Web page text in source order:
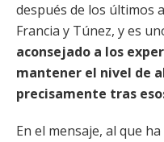
después de los últimos
Francia y Túnez, y es
aconsejado a los
mantener el nivel de
precisamente tras
En el mensaje, al que